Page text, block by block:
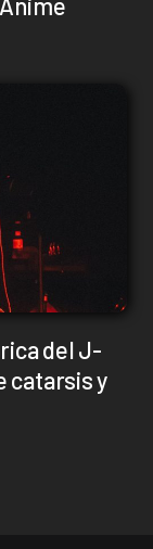
del J-
catarsis y